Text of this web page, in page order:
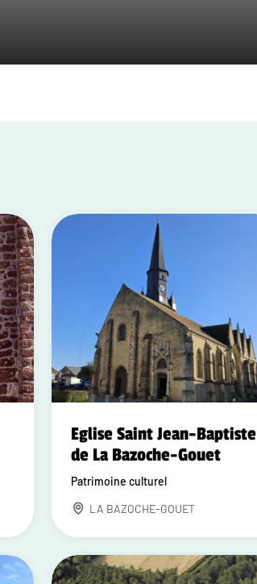
Eglise Saint Jean-Baptiste
de La Bazoche-Gouet
Patrimoine culturel
LA BAZOCHE-GOUET